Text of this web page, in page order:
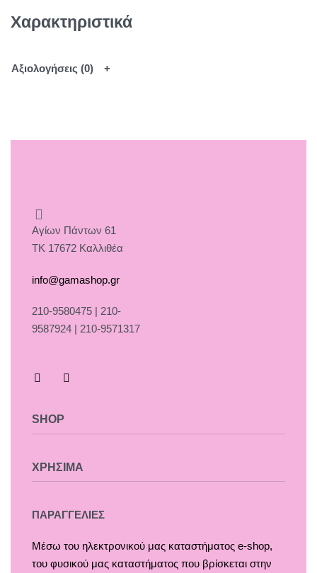
Χαρακτηριστικά
Αξιολογήσεις (0)
Αγίων Πάντων 61
ΤΚ 17672 Καλλιθέα
info@gamashop.gr
210-9580475 | 210-
9587924 | 210-9571317
SHOP
Χαλιά
Γκαζόν
Δάπεδα
ΧΡΗΣΙΜΑ
Τρόποι Πληρωμής
Επιστροφές
ΠΑΡΑΓΓΕΛΙΕΣ
Μέσω του ηλεκτρονικού μας καταστήματος e-shop,
του φυσικού μας καταστήματος που βρίσκεται στην